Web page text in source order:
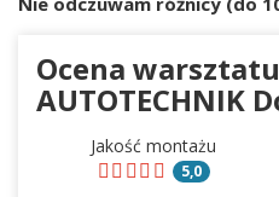
Ocena
AUTOTECHNIK
Jakość montażu
5,0